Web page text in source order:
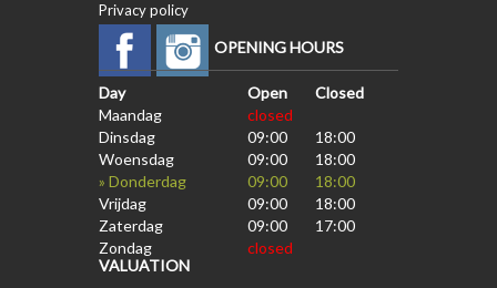
Privacy policy
OPENING HOURS
Day Open
Closed
Maandag
closed
Dinsdag
09:00
18:00
Woensdag
09:00
18:00
» Donderdag
09:00
18:00
Vrijdag
09:00
18:00
Zaterdag
09:00
17:00
Zondag
closed
VALUATION